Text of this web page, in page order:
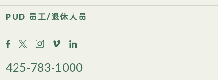
PUD 员工/退休人员
425-783-1000